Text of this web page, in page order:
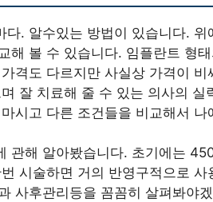
다. 알수있는 방법이 있습니다.
해 볼 수 있습니다. 임플란트 형
격도 다르지만 사실상 가격이
잘 치료해 줄 수 있는 의사의
시고 다른 조건들을 비교해서
관해 알아봤습니다. 초기에는
시술하면 거의 반영구적으로
사후관리등을 꼼꼼히 살펴봐야